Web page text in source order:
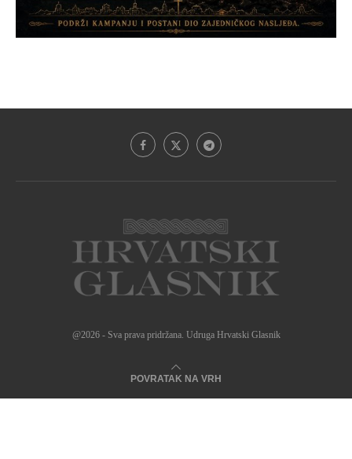
@2026 - Sva prava pridržana. Udruga Hrvatski Glasnik
POVRATAK NA VRH